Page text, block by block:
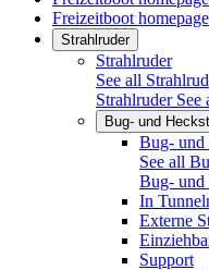
Freizeitboot homepage
Strahlruder
Strahlruder
See all
Strahlruder See
Bug- und
Bug- und
See all
Bug- und
In
Externe
Support